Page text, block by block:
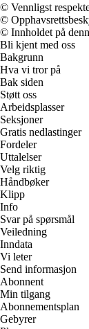
© Vennligst
©
© Innholdet på
Bli kjent med oss
Bakgrunn
Hva vi tror på
Bak siden
Støtt oss
Arbeidsplasser
Seksjoner
Gratis nedlastinger
Fordeler
Uttalelser
Velg riktig
Håndbøker
Klipp
Info
Svar på spørsmål
Veiledning
Inndata
Vi leter
Send informasjon
Abonnent
Min tilgang
Abonnementsplan
Gebyrer